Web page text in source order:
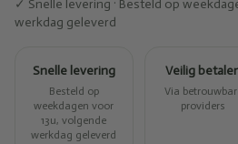
✓ Snelle levering · Besteld op
werkdag geleverd
Snelle levering
Besteld op
weekdagen voor
13u, volgende
werkdag geleverd
Veilig
Via
providers